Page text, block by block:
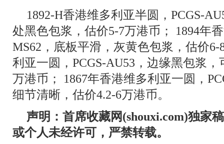
1892-H香港维多利亚半圆，PCGS-
处黑色包浆，估价5-7万港币； 1894年
MS62，底板平滑，灰黄色包浆，估价
利亚一圆，PCGS-AU53，边缘黑包浆
万港币； 1867年香港维多利亚一圆，
细节清晰，估价4.2-6万港币。
声明：首席收藏网(shouxi.com)独家
或个人未经许可，严禁转载。